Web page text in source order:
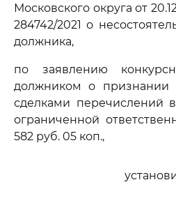
Московского округа от
284742/2021 о
должника,
по заявлению
должником о признании
сделками перечислений
ограниченной
582 руб. 05 коп.,